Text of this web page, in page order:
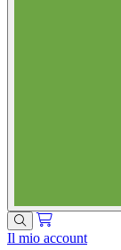
Il mio account